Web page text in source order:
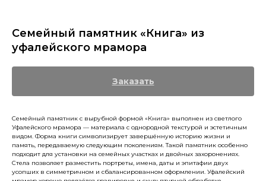
Семейный памятник «Книга» из
уфалейского мрамора
Заказать
Семейный памятник с вырубной формой «Книга» выполнен из светлого
Уфалейского мрамора — материала с однородной текстурой и эстетичным
видом. Форма книги символизирует завершённую историю жизни и
память, передаваемую следующим поколениям. Такой памятник особенно
подходит для установки на семейных участках и двойных захоронениях.
Стела позволяет разместить портреты, имена, даты и эпитафии двух
усопших в симметричном и сбалансированном оформлении. Уфалейский